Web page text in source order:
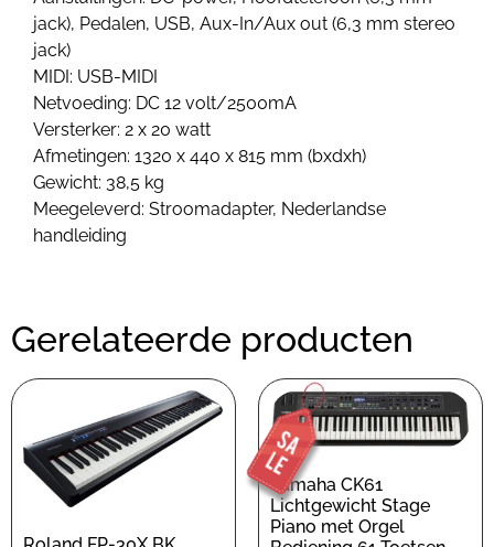
jack), Pedalen, USB, Aux-In/Aux out (6,3 mm stereo
jack)
MIDI: USB-MIDI
Netvoeding: DC 12 volt/2500mA
Versterker: 2 x 20 watt
Afmetingen: 1320 x 440 x 815 mm (bxdxh)
Gewicht: 38,5 kg
Meegeleverd: Stroomadapter, Nederlandse
handleiding
Gerelateerde producten
Yamaha CK61
Lichtgewicht Stage
Piano met Orgel